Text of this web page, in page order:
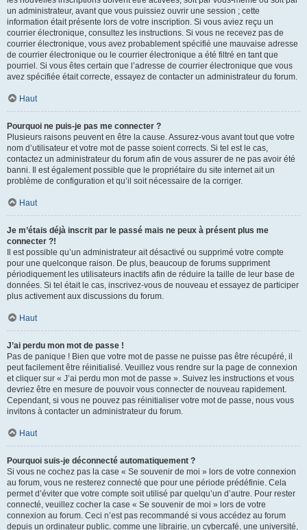
un administrateur, avant que vous puissiez ouvrir une session ; cette
information était présente lors de votre inscription. Si vous aviez reçu un
courrier électronique, consultez les instructions. Si vous ne recevez pas de
courrier électronique, vous avez probablement spécifié une mauvaise adresse
de courrier électronique ou le courrier électronique a été filtré en tant que
pourriel. Si vous êtes certain que l’adresse de courrier électronique que vous
avez spécifiée était correcte, essayez de contacter un administrateur du forum.
Haut
Pourquoi ne puis-je pas me connecter ?
Plusieurs raisons peuvent en être la cause. Assurez-vous avant tout que votre
nom d’utilisateur et votre mot de passe soient corrects. Si tel est le cas,
contactez un administrateur du forum afin de vous assurer de ne pas avoir été
banni. Il est également possible que le propriétaire du site internet ait un
problème de configuration et qu’il soit nécessaire de la corriger.
Haut
Je m’étais déjà inscrit par le passé mais ne peux à présent plus me
connecter ?!
Il est possible qu’un administrateur ait désactivé ou supprimé votre compte
pour une quelconque raison. De plus, beaucoup de forums suppriment
périodiquement les utilisateurs inactifs afin de réduire la taille de leur base de
données. Si tel était le cas, inscrivez-vous de nouveau et essayez de participer
plus activement aux discussions du forum.
Haut
J’ai perdu mon mot de passe !
Pas de panique ! Bien que votre mot de passe ne puisse pas être récupéré, il
peut facilement être réinitialisé. Veuillez vous rendre sur la page de connexion
et cliquer sur « J’ai perdu mon mot de passe ». Suivez les instructions et vous
devriez être en mesure de pouvoir vous connecter de nouveau rapidement.
Cependant, si vous ne pouvez pas réinitialiser votre mot de passe, nous vous
invitons à contacter un administrateur du forum.
Haut
Pourquoi suis-je déconnecté automatiquement ?
Si vous ne cochez pas la case « Se souvenir de moi » lors de votre connexion
au forum, vous ne resterez connecté que pour une période prédéfinie. Cela
permet d’éviter que votre compte soit utilisé par quelqu’un d’autre. Pour rester
connecté, veuillez cocher la case « Se souvenir de moi » lors de votre
connexion au forum. Ceci n’est pas recommandé si vous accédez au forum
depuis un ordinateur public, comme une librairie, un cybercafé, une université,